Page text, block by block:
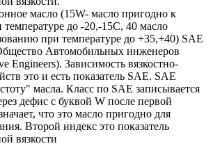
масло (15W- масло пригодно к
до -20,-15С, 40 масло
при температуре до +35,+40) SAE
Автомобильных инженеров
Engineers). Зависимость вязкостно-
это и есть показатель SAE. SAE
масла. Класс по SAE записывается
дефис с буквой W после первой
что это масло пригодно для
Второй индекс это показатель
вязкости